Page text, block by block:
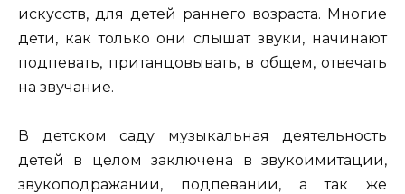
искусств, для детей раннего возраста. Многие
дети, как только они слышат звуки, начинают
подпевать, пританцовывать, в общем, отвечать
на звучание.
В детском саду музыкальная деятельность
детей в целом заключена в звукоимитации,
звукоподражании, подпевании, а так же